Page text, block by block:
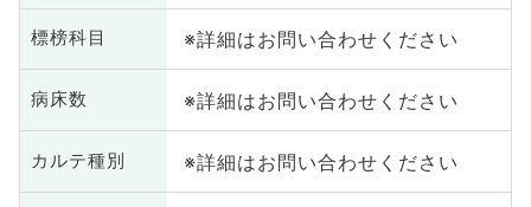
標榜科目 ※詳細はお問い合わせください
病床数 ※詳細はお問い合わせください
カルテ種別 ※詳細はお問い合わせください